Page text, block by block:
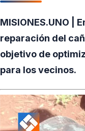
MISIONES.UNO |
reparación del
objetivo de
para los vecinos.